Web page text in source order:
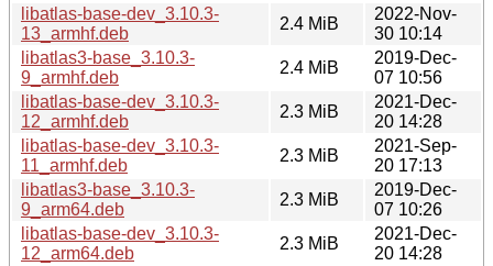
libatlas-base-dev_3.10.3-
13_armhf.deb
2.4 MiB
2022-Nov-
30 10:14
libatlas3-base_3.10.3-
9_armhf.deb
2.4 MiB
2019-Dec-
07 10:56
libatlas-base-dev_3.10.3-
12_armhf.deb
2.3 MiB
2021-Dec-
20 14:28
libatlas-base-dev_3.10.3-
11_armhf.deb
2.3 MiB
2021-Sep-
20 17:13
libatlas3-base_3.10.3-
9_arm64.deb
2.3 MiB
2019-Dec-
07 10:26
libatlas-base-dev_3.10.3-
12_arm64.deb
2.3 MiB
2021-Dec-
20 14:28